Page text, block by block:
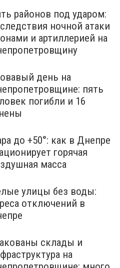
районов под ударом:
ночной атаки
и артиллерией на
день на
пять
погибли и 16
до +50°: как в Днепре
горячая
масса
улицы без воды:
отключений в
склады и
на